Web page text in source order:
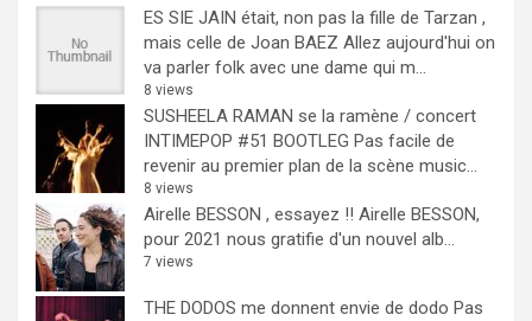
ES SIE JAIN était, non pas la fille de Tarzan ,
mais celle de Joan BAEZ Allez aujourd'hui on
va parler folk avec une dame qui m...
8 views
SUSHEELA RAMAN se la ramène / concert
INTIMEPOP #51 BOOTLEG Pas facile de
revenir au premier plan de la scène music...
8 views
Airelle BESSON , essayez !! Airelle BESSON,
pour 2021 nous gratifie d'un nouvel alb...
7 views
THE DODOS me donnent envie de dodo Pas